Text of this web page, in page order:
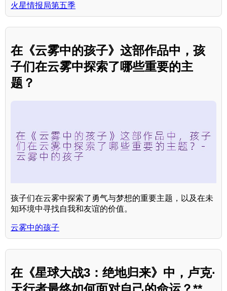
火星情报局第五季
在《云雾中的孩子》这部作品中，孩
子们在云雾中探索了哪些重要的主
题？
孩子们在云雾中探索了勇气与梦想的重要主题，以及在未
知环境中寻找自我和友谊的价值。
云雾中的孩子
在《星球大战3：绝地归来》中，卢克·